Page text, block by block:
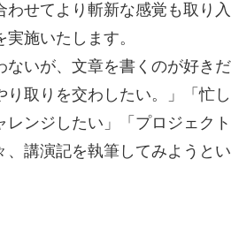
わせてより斬新な感覚も取り
施いたします。
ないが、文章を書くのが好き
り取りを交わしたい。」「忙
レンジしたい」「プロジェク
、講演記を執筆してみようと